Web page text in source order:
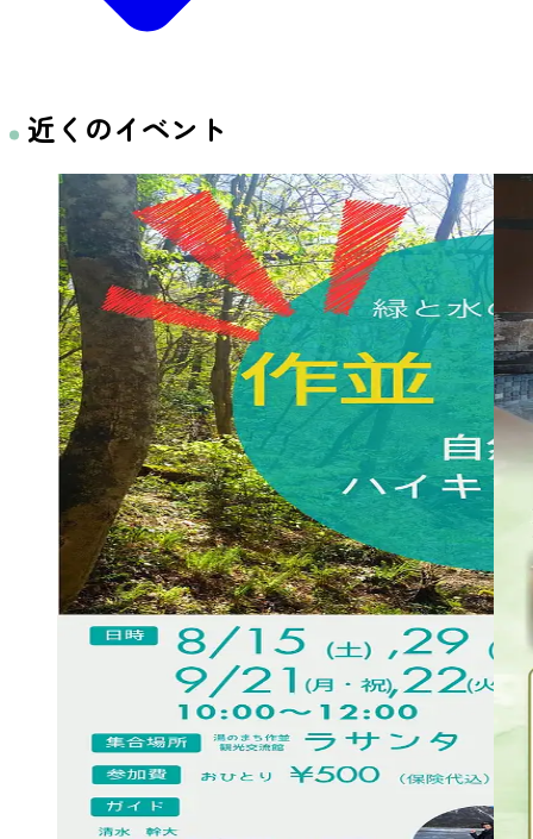
近くのイベント